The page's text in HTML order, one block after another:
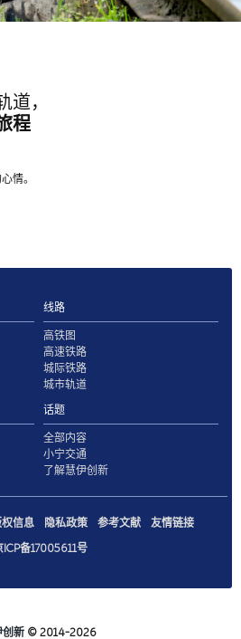
，
程
情。
线路
高铁图
高速铁路
城际铁路
城市轨道
话题
全部内容
小宁交通
了解慧伊创新
信息 隐私政策 参考文献
友情链接
ICP备17005611号
创新 © 2014-2026